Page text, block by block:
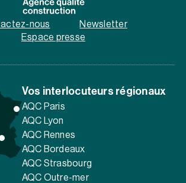
nous
Newsletter
Espace presse
Vos interlocuteurs régionaux
AQC Paris
AQC Lyon
AQC Rennes
AQC Bordeaux
AQC Strasbourg
AQC Outre-mer